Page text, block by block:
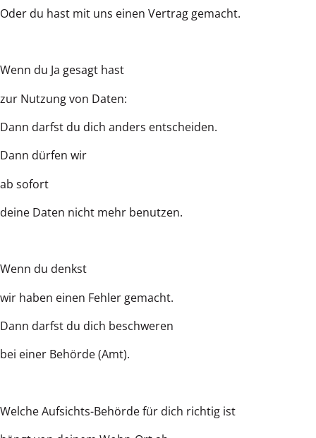
Oder du hast mit uns einen Vertrag gemacht.
Wenn du Ja gesagt hast
zur Nutzung von Daten:
Dann darfst du dich anders entscheiden.
Dann dürfen wir
ab sofort
deine Daten nicht mehr benutzen.
Wenn du denkst
wir haben einen Fehler gemacht.
Dann darfst du dich beschweren
bei einer Behörde (Amt).
Welche Aufsichts-Behörde für dich richtig ist